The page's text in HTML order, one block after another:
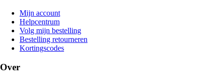
Mijn account
Helpcentrum
Volg mijn bestelling
Bestelling retourneren
Kortingscodes
Over